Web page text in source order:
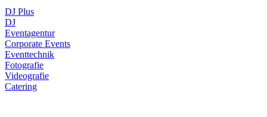
DJ Plus
DJ
Eventagentur
Corporate Events
Eventtechnik
Fotografie
Videografie
Catering